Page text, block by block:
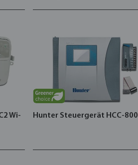
Wi-
Hunter Steuergerät HCC-800